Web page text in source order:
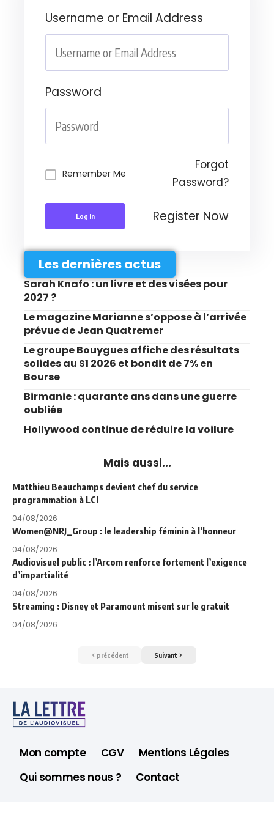
Username or Email Address
Password
Remember Me
Forgot
Password?
Log In Register Now
Les dernières actus
Sarah Knafo : un livre et des visées pour
2027 ?
Le magazine Marianne s’oppose à l’arrivée
prévue de Jean Quatremer
Le groupe Bouygues affiche des résultats
solides au S1 2026 et bondit de 7% en
Bourse
Birmanie : quarante ans dans une guerre
oubliée
Hollywood continue de réduire la voilure
Mais aussi...
Matthieu Beauchamps devient chef du service
programmation à LCI
04/08/2026
Women@NRJ_Group : le leadership féminin à l’honneur
04/08/2026
Audiovisuel public : l’Arcom renforce fortement l’exigence
d’impartialité
04/08/2026
Streaming : Disney et Paramount misent sur le gratuit
04/08/2026
précédent Suivant
Mon compte CGV
Mentions Légales
Qui sommes nous ?
Contact